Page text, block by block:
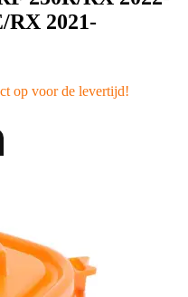
RX 2021-
op voor de levertijd!